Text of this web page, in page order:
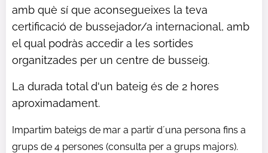
amb què sí que aconsegueixes la teva
certificació de bussejador/a internacional, amb
el qual podràs accedir a les sortides
organitzades per un centre de busseig.
La durada total d'un bateig és de 2 hores
aproximadament.
Impartim bateigs de mar a partir d´una persona fins a
grups de 4 persones (consulta per a grups majors).